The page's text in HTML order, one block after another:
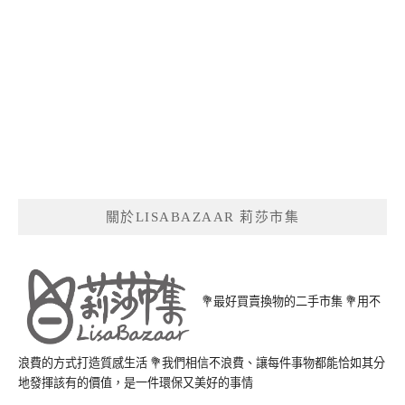
關於LISABAZAAR 莉莎市集
💐最好買賣換物的二手市集 💐用不
浪費的方式打造質感生活 💐我們相信不浪費、讓每件事物都能恰如其分
地發揮該有的價值，是一件環保又美好的事情